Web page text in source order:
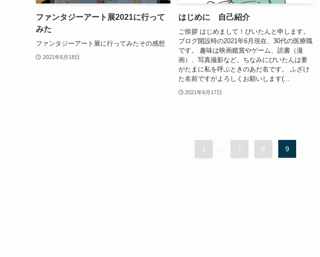
ファンタジーアート展2021に行って
みた
ファンタジーアート展に行ってみたその感想
2021年6月18日
はじめに 自己紹介
ご挨拶 はじめまして！ぴいたんと申します。
ブログ開設時の2021年6月現在、30代の医療職
です。 趣味は映画鑑賞やゲーム、読書（漫
画）、写真撮影など。ちなみにぴいたんは妻
がたまに私を呼ぶときのあだ名です。 ふざけ
た名前ですがよろしくお願いします(...
2021年6月17日
1 7 8 9